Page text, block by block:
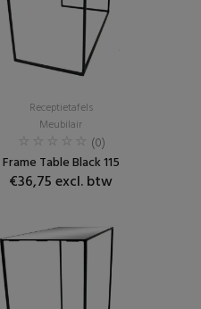
Receptietafels
Meubilair
(0)
Frame Table Black 115
€36,75 excl. btw